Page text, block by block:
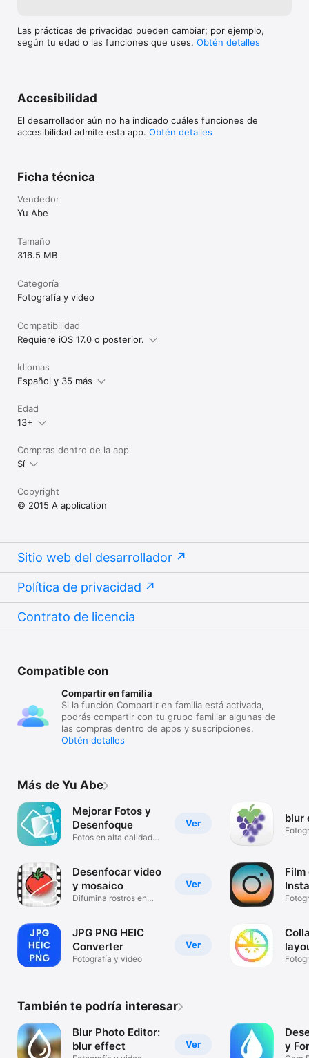
Las prácticas de privacidad pueden cambiar; por ejemplo,
según tu edad o las funciones que uses. Obtén detalles
Accesibilidad
El desarrollador aún no ha indicado cuáles funciones de
accesibilidad admite esta app. Obtén detalles
Ficha técnica
Vendedor
Yu Abe
Tamaño
316.5 MB
Categoría
Fotografía y video
Compatibilidad
Requiere iOS 17.0 o posterior.
Idiomas
Español y 35 más
Edad
13+
Compras dentro de la app
Sí
Copyright
© 2015 A application
Sitio web del desarrollador
Política de privacidad
Contrato de licencia
Compatible con
Compartir en familia
Si la función Compartir en familia está activada,
podrás compartir con tu grupo familiar algunas de
las compras dentro de apps y suscripciones.
Obtén detalles
Más de Yu Abe
Ver
Mejorar Fotos y
Desenfoque
Fotos en alta calidad
Ver
Desenfocar video
y mosaico
Difumina rostros en
Ver
JPG PNG HEIC
Converter
Fotografía y video
blur
Film
También te podría interesar
Ver
Blur Photo Editor:
blur effect
y